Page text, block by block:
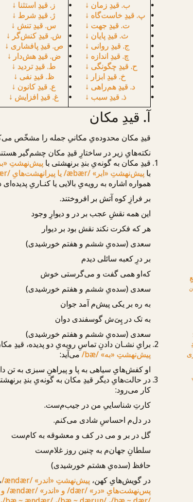
ب. قیدِ زمان ↓
پ. قیدِ خاست‌گاه ↓
ت. قیدِ جهت ↓
ث. قیدِ پایان ↓
ج. قیدِ روانی ↓
چ. قیدِ اندازه ↓
ح. قیدِ چگونگی ↓
خ. قیدِ ابزار ↓
د. قیدِ هم‌راهی ↓
ذ. قیدِ سبب ↓
ز. قیدِ استثنا ↓
ژ. قیدِ شرط ↓
س. قیدِ تنش ↓
ش. قیدِ کنش‌گر ↓
ص. قیدِ پافشاری ↓
ض. قیدِ هش‌دار ↓
ط. قیدِ تردید ↓
ظ. قیدِ نفی ↓
ع. قیدِ کانون ↓
غ. قیدِ افزایش ↓
آ. قیدِ مکان
قیدِ مکان محدوده‌یِ مکانیِ جمله را مشخّص
نکته‌هایِ زیر در ساختارِ قیدِ مکان چشم‌گیر
قیدِ مکان به گونه‌یِ بندِ برنهشتی باپیش‌نهشتِ
باپیش‌نهشتِ «ابر»/æbær/ یا پیرانهشت‌هایِ
همواره اشاره به رویه‌یِ بالایی یا کنـاریِ پدیده‌ای
بر فرازِ کوه آتش بر افروختند.
این همه نقشِ عجببر در و دیوارِ وجود
هر که فکرت نکند نقش بودبر دیوار
سعدی (سده‌یِ ششم و هفتم خورشیدی)
بر درِ کعبه سائلی دیدم
که‌او همی گفت و می‌گرستی خوش
سعدی (سده‌یِ ششم و هفتم خورشیدی)
به ره بر یکی پیش‌م آمد جوان
به تک در پِیَ‌ش گوسفندی دوان
سعدی (سده‌یِ ششم و هفتم خورشیدی)
برایِ نشـان دادنِ تماسِ رویه‌یِ دو پدیده، قیدِ
پیش‌نهشتِ «به»/bæ/ می‌آید:
او کفش‌هایِ سیاهیبه پا و پیراهنِ سبزیبه تن
در حالت‌هایِ دیگر قیدِ مکان به گونه‌یِ بندِ
کار می‌رود:
کارتِ شناساییِ مندر جیب‌م‌ست.
در دل‌م احساسِ شادی می‌کنم.
گلدر بر و میدر کف و معشوقه به کام‌ست
سلطانِ جهان‌م به چنین روز غلام‌ست
حافظ (سده‌یِ هشتم خورشیدی)
در گویش‌هایِ کهن،پیش‌نهشتِ «اندر»/ændær/
پس‌نهشت‌هایِ «در»/dær/ و «اندر»/ændær/